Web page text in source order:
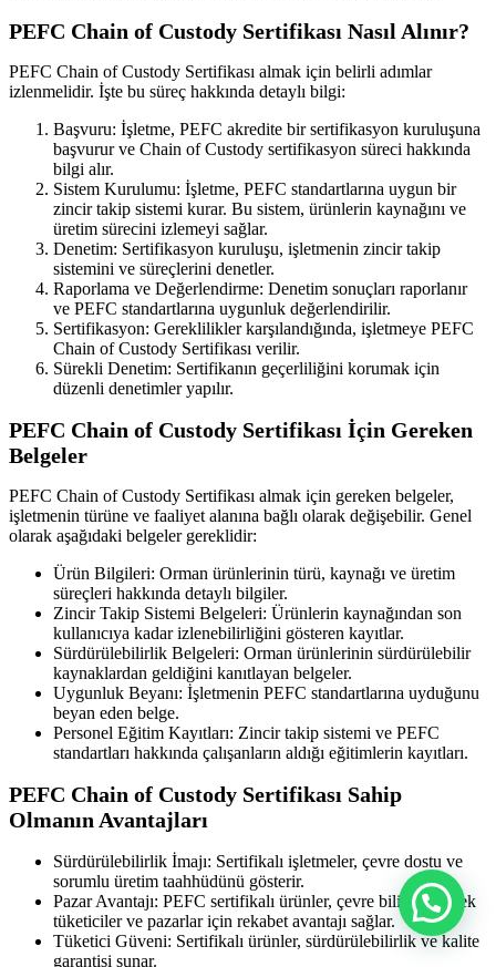
PEFC Chain of Custody Sertifikası Nasıl Alınır?
PEFC Chain of Custody Sertifikası almak için belirli adımlar
izlenmelidir. İşte bu süreç hakkında detaylı bilgi:
Başvuru: İşletme, PEFC akredite bir sertifikasyon kuruluşuna
başvurur ve Chain of Custody sertifikasyon süreci hakkında
bilgi alır.
Sistem Kurulumu: İşletme, PEFC standartlarına uygun bir
zincir takip sistemi kurar. Bu sistem, ürünlerin kaynağını ve
üretim sürecini izlemeyi sağlar.
Denetim: Sertifikasyon kuruluşu, işletmenin zincir takip
sistemini ve süreçlerini denetler.
Raporlama ve Değerlendirme: Denetim sonuçları raporlanır
ve PEFC standartlarına uygunluk değerlendirilir.
Sertifikasyon: Gereklilikler karşılandığında, işletmeye PEFC
Chain of Custody Sertifikası verilir.
Sürekli Denetim: Sertifikanın geçerliliğini korumak için
düzenli denetimler yapılır.
PEFC Chain of Custody Sertifikası İçin Gereken
Belgeler
PEFC Chain of Custody Sertifikası almak için gereken belgeler,
işletmenin türüne ve faaliyet alanına bağlı olarak değişebilir. Genel
olarak aşağıdaki belgeler gereklidir:
Ürün Bilgileri: Orman ürünlerinin türü, kaynağı ve üretim
süreçleri hakkında detaylı bilgiler.
Zincir Takip Sistemi Belgeleri: Ürünlerin kaynağından son
kullanıcıya kadar izlenebilirliğini gösteren kayıtlar.
Sürdürülebilirlik Belgeleri: Orman ürünlerinin sürdürülebilir
kaynaklardan geldiğini kanıtlayan belgeler.
Uygunluk Beyanı: İşletmenin PEFC standartlarına uyduğunu
beyan eden belge.
Personel Eğitim Kayıtları: Zincir takip sistemi ve PEFC
standartları hakkında çalışanların aldığı eğitimlerin kayıtları.
PEFC Chain of Custody Sertifikası Sahip
Olmanın Avantajları
Sürdürülebilirlik İmajı: Sertifikalı işletmeler, çevre dostu ve
sorumlu üretim taahhüdünü gösterir.
Pazar Avantajı: PEFC sertifikalı ürünler, çevre bilinci yüksek
tüketiciler ve pazarlar için rekabet avantajı sağlar.
Tüketici Güveni: Sertifikalı ürünler, sürdürülebilirlik ve kalite
garantisi sunar.